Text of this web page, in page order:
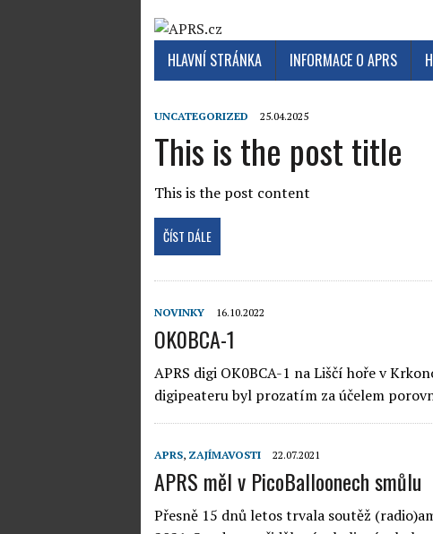
HLAVNÍ STRÁNKA INFORMACE O APRS
UNCATEGORIZED 25.04.2025
This is the post title
This is the post content
ČÍST DÁLE
NOVINKY 16.10.2022
OK0BCA-1
APRS digi OK0BCA-1 na Liščí hoře v
digipeateru byl prozatím za účelem
APRS, ZAJÍMAVOSTI 22.07.2021
APRS měl v PicoBalloonech smůlu
Přesně 15 dnů letos trvala soutěž